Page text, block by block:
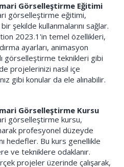
Görselleştirme Eğitimi
görselleştirme eğitimi,
bir şekilde kullanmalarını sağlar.
2023.1'in temel özellikleri,
ayarları, animasyon
görselleştirme teknikleri gibi
projelerinizi nasıl içe
gibi konular da ele alınabilir.
Görselleştirme Kursu
görselleştirme kursu,
profesyonel düzeyde
hedefler. Bu kurs genellikle
ve tekniklere odaklanır.
projeler üzerinde çalışarak,